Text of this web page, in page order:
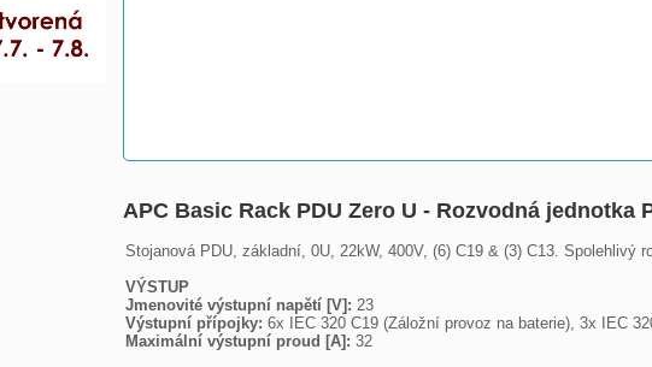
APC Basic Rack PDU Zero U - Rozvodná jednotka
Stojanová PDU, základní, 0U, 22kW, 400V, (6) C19 & (3) C13. Spolehlivý
VÝSTUP
Jmenovité výstupní napětí [V]:
Výstupní přípojky:
Maximální výstupní proud [A]: 32